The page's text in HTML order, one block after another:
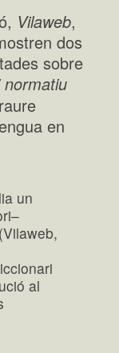
Vilaweb,
dos
sobre
normatiu
en
un
al